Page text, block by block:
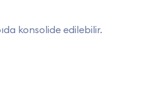
konsolide edilebilir.